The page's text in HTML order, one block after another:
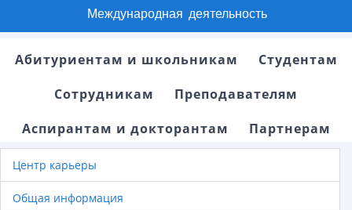
Международная деятельность
Абитуриентам и школьникам
Студентам
Сотрудникам
Преподавателям
Аспирантам и докторантам
Партнерам
Центр карьеры
Общая информация